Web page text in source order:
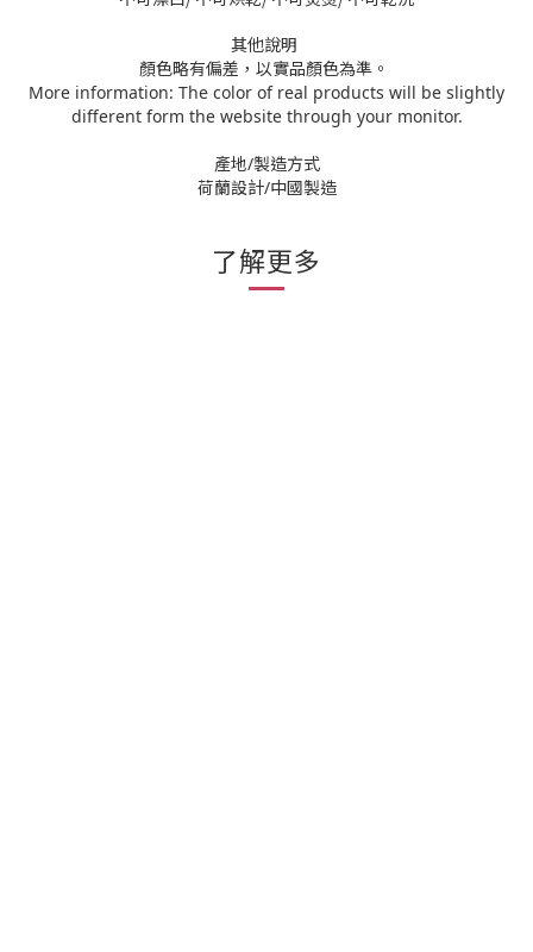
其他說明
顏色略有偏差，以實品顏色為準。
More information: The color of real products will be slightly
different form the website through your monitor.
產地/製造方式
荷蘭設計/中國製造
了解更多